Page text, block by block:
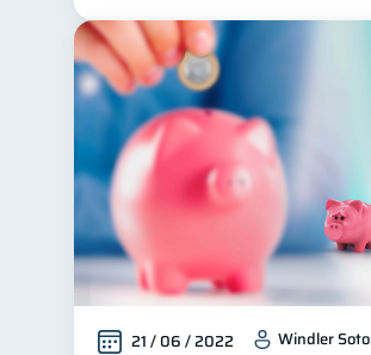
21 / 06 / 2022 Windler Soto